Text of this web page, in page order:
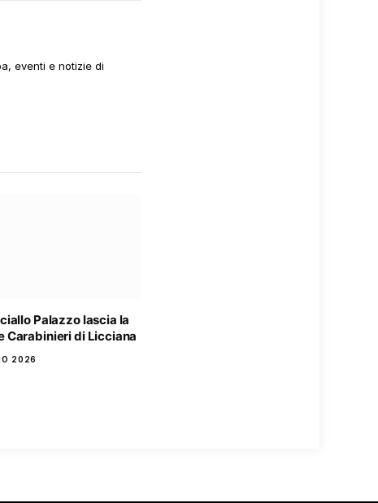
eventi e notizie di
Palazzo lascia la
Carabinieri di Licciana
2026